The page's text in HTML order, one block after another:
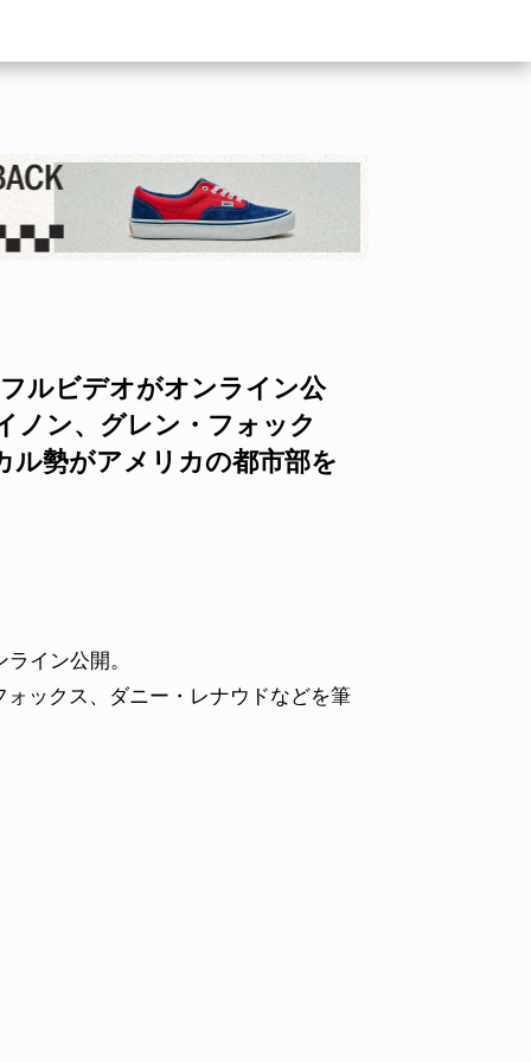
ルビデオがオンライン公
ノン、グレン・フォック
ル勢がアメリカの都市部を
イン公開。
ックス、ダニー・レナウドなどを筆